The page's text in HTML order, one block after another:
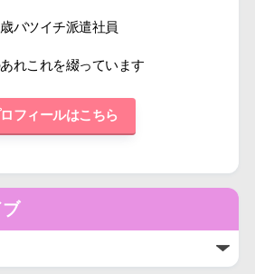
バツイチ派遣社員
れこれを綴っています
フィールはこちら
ブ